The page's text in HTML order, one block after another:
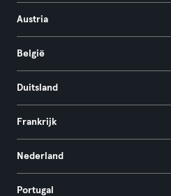
Austria
België
Duitsland
Frankrijk
Nederland
Portugal